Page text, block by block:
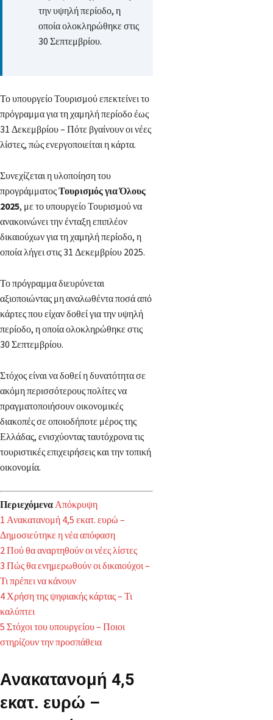
την υψηλή περίοδο, η
οποία ολοκληρώθηκε στις
30 Σεπτεμβρίου.
Το υπουργείο Τουρισμού επεκτείνει το
πρόγραμμα για τη χαμηλή περίοδο έως
31 Δεκεμβρίου – Πότε βγαίνουν οι νέες
λίστες, πώς ενεργοποιείται η κάρτα.
Συνεχίζεται η υλοποίηση του
προγράμματοςΤουρισμός για Όλους
2025, με το υπουργείο Τουρισμού να
ανακοινώνει την ένταξη επιπλέον
δικαιούχων για τη χαμηλή περίοδο, η
οποία λήγει στις 31 Δεκεμβρίου 2025.
Το πρόγραμμα διευρύνεται
αξιοποιώντας μη αναλωθέντα ποσά από
κάρτες που είχαν δοθεί για την υψηλή
περίοδο, η οποία ολοκληρώθηκε στις
30 Σεπτεμβρίου.
Στόχος είναι να δοθεί η δυνατότητα σε
ακόμη περισσότερους πολίτες να
πραγματοποιήσουν οικονομικές
διακοπές σε οποιοδήποτε μέρος της
Ελλάδας, ενισχύοντας ταυτόχρονα τις
τουριστικές επιχειρήσεις και την τοπική
οικονομία.
ΠεριεχόμεναΑπόκρυψη
1 Ανακατανομή 4,5 εκατ. ευρώ –
Δημοσιεύτηκε η νέα απόφαση
2Πού θα αναρτηθούν οι νέες λίστες
3 Πώς θα ενημερωθούν οι δικαιούχοι –
Τι πρέπει να κάνουν
4Χρήση της ψηφιακής κάρτας – Τι
καλύπτει
5 Στόχοι του υπουργείου – Ποιοι
στηρίζουν την προσπάθεια
Ανακατανομή 4,5
εκατ. ευρώ –